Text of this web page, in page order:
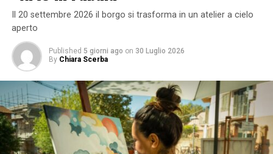
Il 20 settembre 2026 il borgo si trasforma in un atelier a cielo
aperto
Published 5 giorni ago on 30 Luglio 2026
By Chiara Scerba